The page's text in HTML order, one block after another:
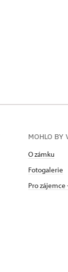
MOHLO BY
O zámku
Fotogalerie
Pro